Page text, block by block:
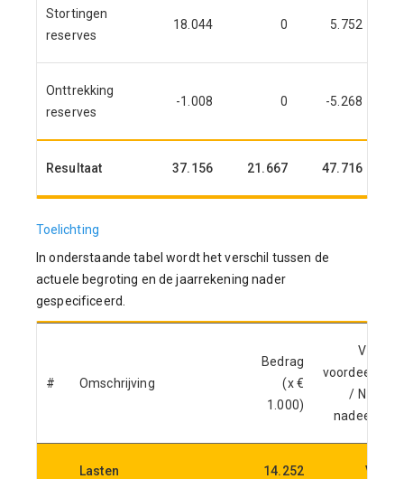
Stortingen
reserves
18.044 0 5.752
Onttrekking
reserves
-1.008 0 -5.268
Resultaat 37.156 21.667 47.716
Toelichting
In onderstaande tabel wordt het verschil tussen de
actuele begroting en de jaarrekening nader
gespecificeerd.
# Omschrijving
Bedrag
(x €
1.000)
V=
voordeel
/ N=
nadeel
Lasten 14.252 V